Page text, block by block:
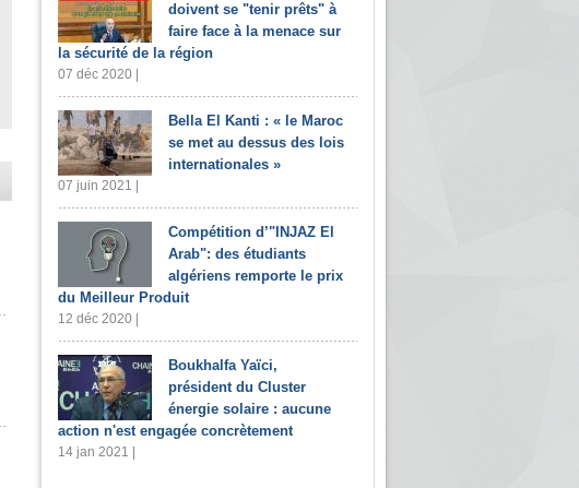
doivent se "tenir prêts" à
faire face à la menace sur
la sécurité de la région
07 déc 2020 |
Bella El Kanti : « le Maroc
se met au dessus des lois
internationales »
07 juin 2021 |
Compétition d’"INJAZ El
Arab": des étudiants
algériens remporte le prix
du Meilleur Produit
12 déc 2020 |
Boukhalfa Yaïci,
président du Cluster
énergie solaire : aucune
action n'est engagée concrètement
14 jan 2021 |